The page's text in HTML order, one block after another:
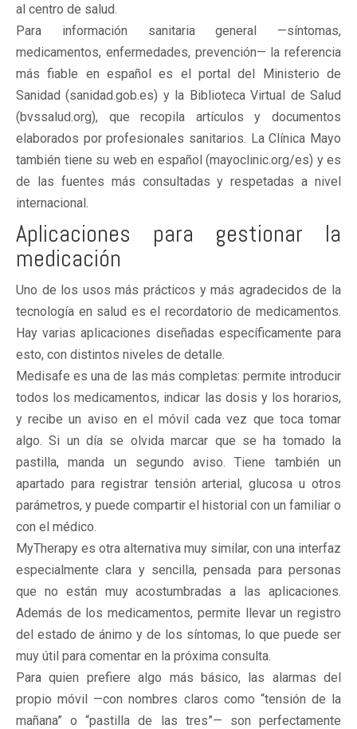
al centro de salud.
Para información sanitaria general —síntomas,
medicamentos, enfermedades, prevención— la referencia
más fiable en español es el portal del Ministerio de
Sanidad (sanidad.gob.es) y la Biblioteca Virtual de Salud
(bvssalud.org), que recopila artículos y documentos
elaborados por profesionales sanitarios. La Clínica Mayo
también tiene su web en español (mayoclinic.org/es) y es
de las fuentes más consultadas y respetadas a nivel
internacional.
Aplicaciones para gestionar la
medicación
Uno de los usos más prácticos y más agradecidos de la
tecnología en salud es el recordatorio de medicamentos.
Hay varias aplicaciones diseñadas específicamente para
esto, con distintos niveles de detalle.
Medisafe es una de las más completas: permite introducir
todos los medicamentos, indicar las dosis y los horarios,
y recibe un aviso en el móvil cada vez que toca tomar
algo. Si un día se olvida marcar que se ha tomado la
pastilla, manda un segundo aviso. Tiene también un
apartado para registrar tensión arterial, glucosa u otros
parámetros, y puede compartir el historial con un familiar o
con el médico.
MyTherapy es otra alternativa muy similar, con una interfaz
especialmente clara y sencilla, pensada para personas
que no están muy acostumbradas a las aplicaciones.
Además de los medicamentos, permite llevar un registro
del estado de ánimo y de los síntomas, lo que puede ser
muy útil para comentar en la próxima consulta.
Para quien prefiere algo más básico, las alarmas del
propio móvil —con nombres claros como “tensión de la
mañana” o “pastilla de las tres”— son perfectamente